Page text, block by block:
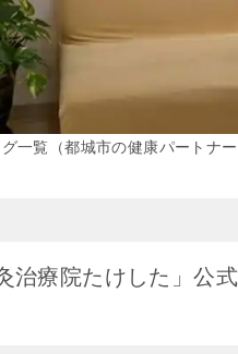
一覧（都城市の健康パートナー
治療院たけした」公